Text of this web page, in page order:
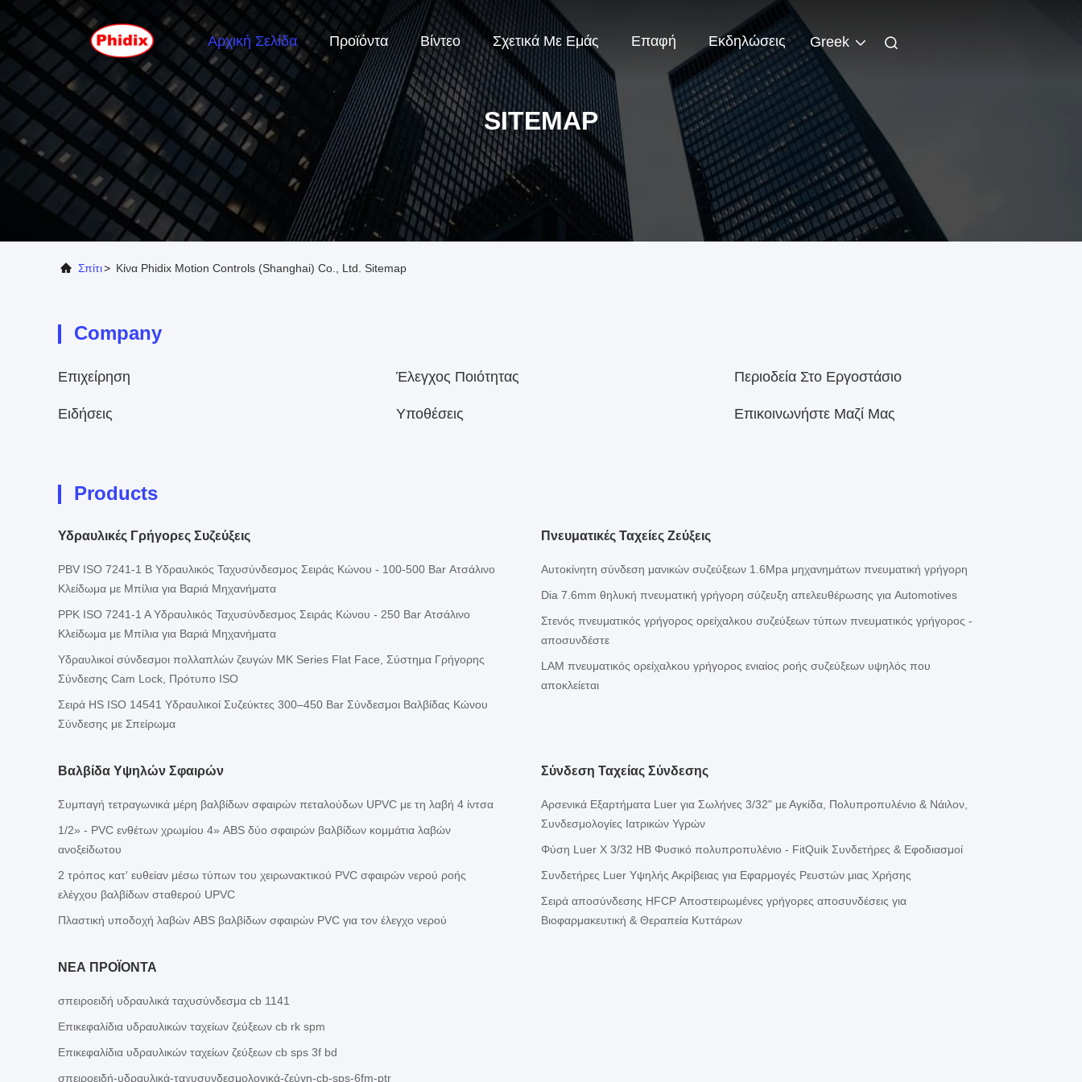
Αρχική Σελίδα Προϊόντα Βίντεο Σχετικά Με Εμάς Επαφή Εκδηλώσεις Greek
SITEMAP
Σπίτι> Κίνα Phidix Motion Controls (Shanghai) Co., Ltd. Sitemap
Company
Επιχείρηση Έλεγχος Ποιότητας Περιοδεία Στο Εργοστάσιο
Ειδήσεις Υποθέσεις Επικοινωνήστε Μαζί Μας
Products
Υδραυλικές Γρήγορες Συζεύξεις
PBV ISO 7241-1 B Υδραυλικός Ταχυσύνδεσμος Σειράς Κώνου - 100-500 Bar Ατσάλινο
Κλείδωμα με Μπίλια για Βαριά Μηχανήματα
PPK ISO 7241-1 A Υδραυλικός Ταχυσύνδεσμος Σειράς Κώνου - 250 Bar Ατσάλινο
Κλείδωμα με Μπίλια για Βαριά Μηχανήματα
Υδραυλικοί σύνδεσμοι πολλαπλών ζευγών MK Series Flat Face, Σύστημα Γρήγορης
Σύνδεσης Cam Lock, Πρότυπο ISO
Σειρά HS ISO 14541 Υδραυλικοί Συζεύκτες 300–450 Bar Σύνδεσμοι Βαλβίδας Κώνου
Σύνδεσης με Σπείρωμα
Πνευματικές Ταχείες Ζεύξεις
Αυτοκίνητη σύνδεση μανικών συζεύξεων 1.6Mpa μηχανημάτων πνευματική γρήγορη
Dia 7.6mm θηλυκή πνευματική γρήγορη σύζευξη απελευθέρωσης για Automotives
Στενός πνευματικός γρήγορος ορείχαλκου συζεύξεων τύπων πνευματικός γρήγορος -
αποσυνδέστε
LAM πνευματικός ορείχαλκου γρήγορος ενιαίος ροής συζεύξεων υψηλός που
αποκλείεται
Βαλβίδα Υψηλών Σφαιρών
Συμπαγή τετραγωνικά μέρη βαλβίδων σφαιρών πεταλούδων UPVC με τη λαβή 4 ίντσα
1/2» - PVC ενθέτων χρωμίου 4» ABS δύο σφαιρών βαλβίδων κομμάτια λαβών
ανοξείδωτου
2 τρόπος κατ' ευθείαν μέσω τύπων του χειρωνακτικού PVC σφαιρών νερού ροής
ελέγχου βαλβίδων σταθερού UPVC
Πλαστική υποδοχή λαβών ABS βαλβίδων σφαιρών PVC για τον έλεγχο νερού
Σύνδεση Ταχείας Σύνδεσης
Αρσενικά Εξαρτήματα Luer για Σωλήνες 3/32" με Αγκίδα, Πολυπροπυλένιο & Νάιλον,
Συνδεσμολογίες Ιατρικών Υγρών
Φύση Luer X 3/32 HB Φυσικό πολυπροπυλένιο - FitQuik Συνδετήρες & Εφοδιασμοί
Συνδετήρες Luer Υψηλής Ακρίβειας για Εφαρμογές Ρευστών μιας Χρήσης
Σειρά αποσύνδεσης HFCP Αποστειρωμένες γρήγορες αποσυνδέσεις για
Βιοφαρμακευτική & Θεραπεία Κυττάρων
ΝΕΑ ΠΡΟΪΟΝΤΑ
σπειροειδή υδραυλικά ταχυσύνδεσμα cb 1141
Επικεφαλίδια υδραυλικών ταχείων ζεύξεων cb rk spm
Επικεφαλίδια υδραυλικών ταχείων ζεύξεων cb sps 3f bd
σπειροειδή-υδραυλικά-ταχυσυνδεσμολογικά-ζεύγη-cb-sps-6fm-ptr